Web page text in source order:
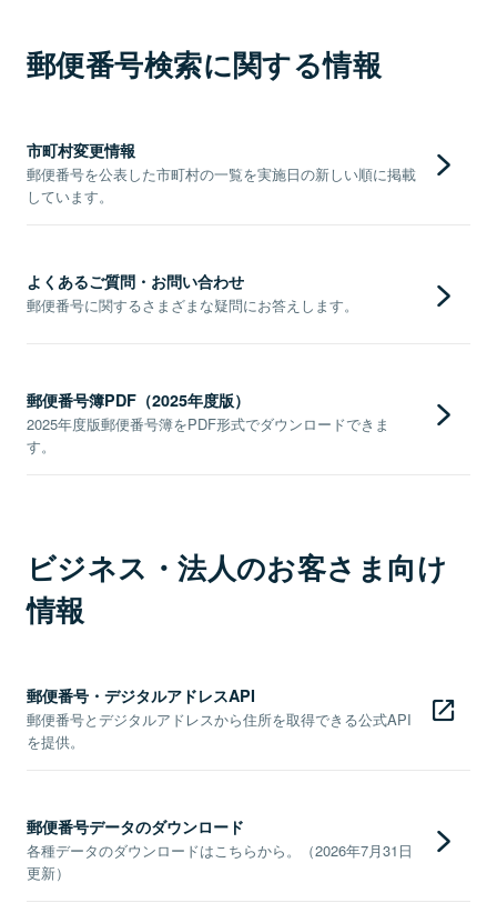
郵便番号検索に関する情報
市町村変更情報
郵便番号を公表した市町村の一覧を実施日の新しい順に掲載
しています。
よくあるご質問・お問い合わせ
郵便番号に関するさまざまな疑問にお答えします。
郵便番号簿PDF（2025年度版）
2025年度版郵便番号簿をPDF形式でダウンロードできま
す。
ビジネス・法人のお客さま向け
情報
郵便番号・デジタルアドレスAPI
郵便番号とデジタルアドレスから住所を取得できる公式API
を提供。
郵便番号データのダウンロード
各種データのダウンロードはこちらから。（2026年7月31日
更新）